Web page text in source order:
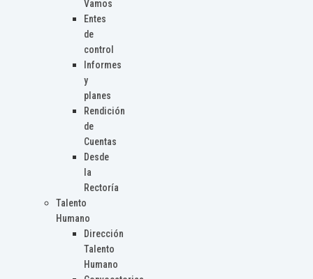
Vamos
Entes
de
control
Informes
y
planes
Rendición
de
Cuentas
Desde
la
Rectoría
Talento
Humano
Dirección
Talento
Humano